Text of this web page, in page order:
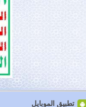
تطبيق الموبايل